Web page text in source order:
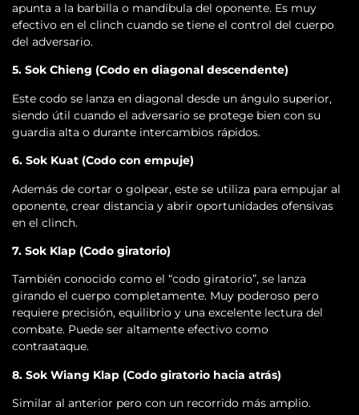
apunta a la barbilla o mandíbula del oponente. Es muy
efectivo en el clinch cuando se tiene el control del cuerpo
del adversario.
5. Sok Chieng (Codo en diagonal descendente)
Este codo se lanza en diagonal desde un ángulo superior,
siendo útil cuando el adversario se protege bien con su
guardia alta o durante intercambios rápidos.
6. Sok Kuat (Codo con empuje)
Además de cortar o golpear, este se utiliza para empujar al
oponente, crear distancia y abrir oportunidades ofensivas
en el clinch.
7. Sok Klap (Codo giratorio)
También conocido como el “codo giratorio”, se lanza
girando el cuerpo completamente. Muy poderoso pero
requiere precisión, equilibrio y una excelente lectura del
combate. Puede ser altamente efectivo como
contraataque.
8. Sok Wiang Klap (Codo giratorio hacia atrás)
Similar al anterior pero con un recorrido más amplio.